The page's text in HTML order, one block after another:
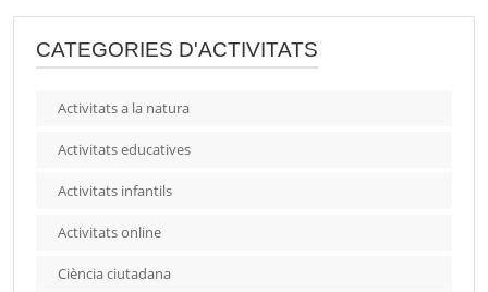
CATEGORIES D'ACTIVITATS
Activitats a la natura
Activitats educatives
Activitats infantils
Activitats online
Ciència ciutadana